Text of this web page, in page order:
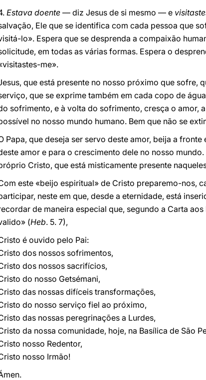
Estava doente — diz Jesus de si mesmo — e
Ele que se identifica com cada pessoa que
lo». Espera que se desprenda a compaixão
em todas as várias formas. Espera o
me».
que está presente no nosso próximo que sofre,
que se exprime também em cada copo de
sofrimento, e à volta do sofrimento, cresça o amor,
no nosso mundo humano. Bem que não se
Papa, que deseja ser servo deste amor, beija a
amor e para o crescimento dele no nosso
Cristo, que está misticamente presente
este «beijo espiritual» de Cristo preparemo-nos,
neste em que, desde a eternidade, está
de maneira especial que, segundo a Carta
(Heb. 5. 7),
é ouvido pelo Pai:
dos nossos sofrimentos,
dos nossos sacrifícios,
do nosso Getsémani,
das nossas difíceis transformações,
do nosso serviço fiel ao próximo,
das nossas peregrinações a Lurdes,
da nossa comunidade, hoje, na Basílica de São
nosso Redentor,
nosso Irmão!